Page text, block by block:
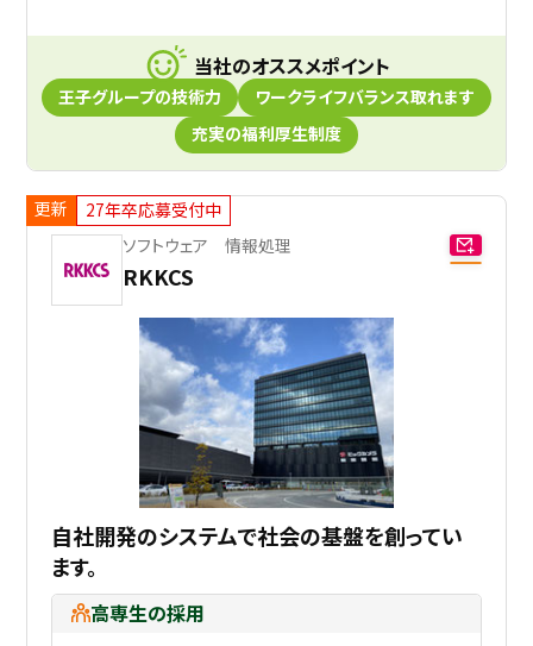
当社のオススメポイント
王子グループの技術力
ワークライフバランス取れます
充実の福利厚生制度
更新
27年卒応募受付中
ソフトウェア 情報処理
RKKCS
自社開発のシステムで社会の基盤を創ってい
ます。
高専生の採用